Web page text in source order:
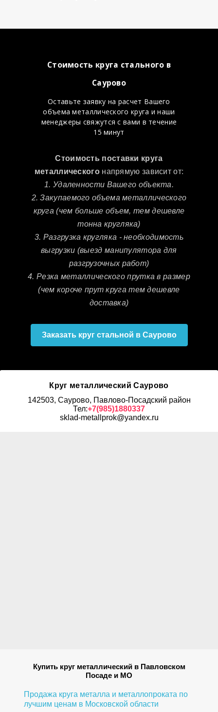
Стоимость круга стального в
Саурово
Оставьте заявку на расчет Вашего
объема металлического круга и наши
менеджеры свяжутся с вами в течение
15 минут
Стоимость поставки круга
металлического напрямую зависит от:
1. Удаленности Вашего объекта.
2. Закупаемого объема металлического
круга (чем больше объем, тем дешевле
тонна кругляка)
3. Разгрузка кругляка - необходимость
выгрузки (выезд манипулятора для
разгрузочных работ)
4. Резка металлического прутка в размер
(чем короче прут круга тем дешевле
доставка)
Заказать круг стальной в Саурово
Круг металлический Саурово
142503, Саурово, Павлово-Посадский район
Тел:+7(985)1880337
sklad-metallprok@yandex.ru
Купить круг металлический в Павловском
Посаде и МО
Продажа круга металла и металлопроката по
лучшим ценам в Московской области